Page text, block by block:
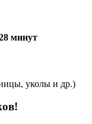
минут
уколы и др.)